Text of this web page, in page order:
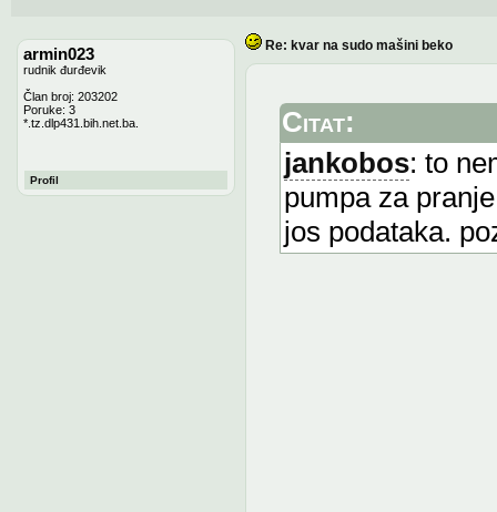
armin023
rudnik đurđevik
Član broj: 203202
Poruke: 3
*.tz.dlp431.bih.net.ba.
Profil
Re: kvar na sudo mašini beko
Citat:
jankobos: to
pumpa za
jos podataka.